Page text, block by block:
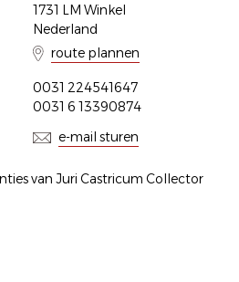
1731 LM Winkel
Nederland
route plannen
0031 224541647
0031 6 13390874
e-mail sturen
van Juri Castricum Collector